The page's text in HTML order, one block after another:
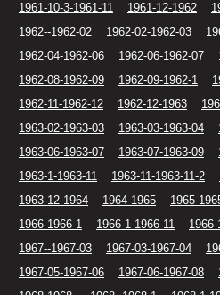
1961-10-3-1961-11
1961-12-1962
1962--1962-02
1962-02-1962-03
1962-04-1962-06
1962-06-1962-07
1962-08-1962-09
1962-09-1962-1
1962-11-1962-12
1962-12-1963
1963-02-1963-03
1963-03-1963-04
1963-06-1963-07
1963-07-1963-09
1963-1-1963-11
1963-11-1963-11-2
1963-12-1964
1964-1965 1965-
1966-1966-1
1966-1-1966-11 1966-
1967--1967-03
1967-03-1967-04
1967-05-1967-06
1967-06-1967-08